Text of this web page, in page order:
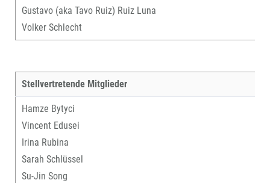
Gustavo (aka Tavo Ruiz) Ruiz Luna
Volker Schlecht
Stellvertretende Mitglieder
Hamze Bytyci
Vincent Edusei
Irina Rubina
Sarah Schlüssel
Su-Jin Song